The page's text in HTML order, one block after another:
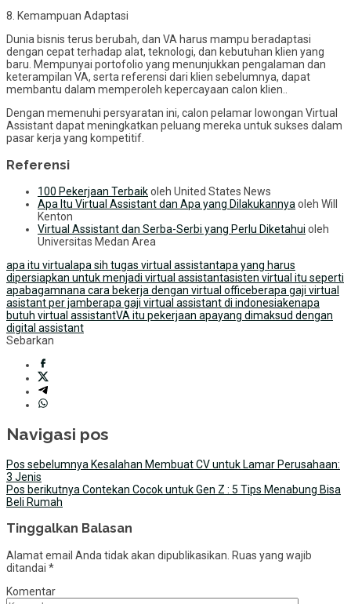
8. Kemampuan Adaptasi
Dunia bisnis terus berubah, dan VA harus mampu beradaptasi
dengan cepat terhadap alat, teknologi, dan kebutuhan klien yang
baru. Mempunyai portofolio yang menunjukkan pengalaman dan
keterampilan VA, serta referensi dari klien sebelumnya, dapat
membantu dalam memperoleh kepercayaan calon klien..
Dengan memenuhi persyaratan ini, calon pelamar lowongan Virtual
Assistant dapat meningkatkan peluang mereka untuk sukses dalam
pasar kerja yang kompetitif.
Referensi
100 Pekerjaan Terbaikoleh United States News
Apa Itu Virtual Assistant dan Apa yang Dilakukannya oleh Will
Kenton
Virtual Assistant dan Serba-Serbi yang Perlu Diketahui oleh
Universitas Medan Area
apa itu virtual apa sih tugas virtual assistantapa yang harus
dipersiapkan untuk menjadi virtual assistantasisten virtual itu seperti
apabagamnana cara bekerja dengan virtual officeberapa gaji virtual
asistant per jamberapa gaji virtual assistant di indonesiakenapa
butuh virtual assistantVA itu pekerjaan apayang dimaksud dengan
digital assistant
Sebarkan
Navigasi pos
Pos sebelumnya Kesalahan Membuat CV untuk Lamar Perusahaan:
3 Jenis
Pos berikutnya Contekan Cocok untuk Gen Z : 5 Tips Menabung Bisa
Beli Rumah
Tinggalkan Balasan
Alamat email Anda tidak akan dipublikasikan. Ruas yang wajib
ditandai *
Komentar